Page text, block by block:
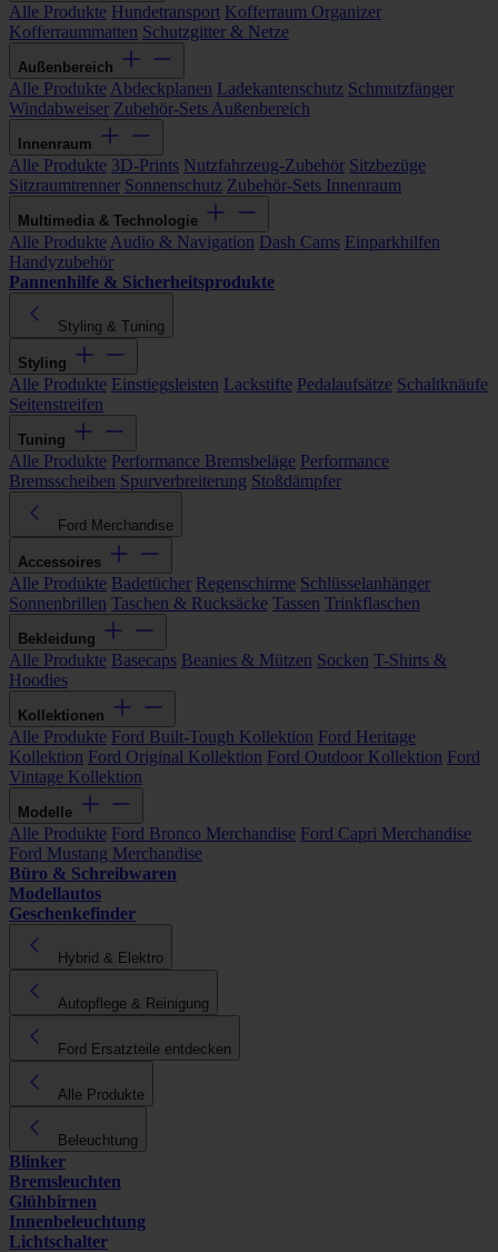
Alle Produkte Hundetransport Kofferraum Organizer
Kofferraummatten Schutzgitter & Netze
Außenbereich
Alle Produkte Abdeckplanen Ladekantenschutz Schmutzfänger
Windabweiser Zubehör-Sets Außenbereich
Innenraum
Alle Produkte 3D-Prints Nutzfahrzeug-Zubehör Sitzbezüge
Sitzraumtrenner Sonnenschutz Zubehör-Sets Innenraum
Multimedia & Technologie
Alle Produkte Audio & Navigation Dash Cams Einparkhilfen
Handyzubehör
Pannenhilfe & Sicherheitsprodukte
Styling & Tuning
Styling
Alle Produkte Einstiegsleisten Lackstifte Pedalaufsätze Schaltknäufe
Seitenstreifen
Tuning
Alle Produkte Performance Bremsbeläge Performance
Bremsscheiben Spurverbreiterung Stoßdämpfer
Ford Merchandise
Accessoires
Alle Produkte Badetücher Regenschirme Schlüsselanhänger
Sonnenbrillen Taschen & Rucksäcke Tassen Trinkflaschen
Bekleidung
Alle Produkte Basecaps Beanies & Mützen Socken T-Shirts &
Hoodies
Kollektionen
Alle Produkte Ford Built-Tough Kollektion Ford Heritage
Kollektion Ford Original Kollektion Ford Outdoor Kollektion Ford
Vintage Kollektion
Modelle
Alle Produkte Ford Bronco Merchandise Ford Capri Merchandise
Ford Mustang Merchandise
Büro & Schreibwaren
Modellautos
Geschenkefinder
Hybrid & Elektro
Autopflege & Reinigung
Ford Ersatzteile entdecken
Alle Produkte
Beleuchtung
Blinker
Bremsleuchten
Glühbirnen
Innenbeleuchtung
Lichtschalter